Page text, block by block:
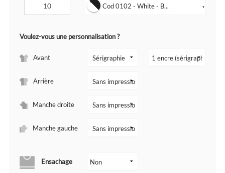
Cod 0102 - White - B... ▼
Voulez-vous une personnalisation ?
Avant
Arrière
Manche droite
Manche gauche
Ensachage